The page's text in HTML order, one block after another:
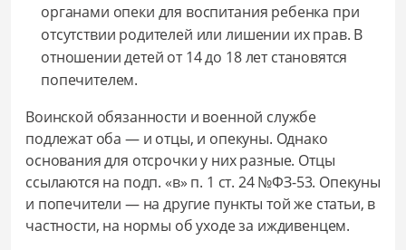
органами опеки для воспитания ребенка при
отсутствии родителей или лишении их прав. В
отношении детей от 14 до 18 лет становятся
попечителем.
Воинской обязанности и военной службе
подлежат оба — и отцы, и опекуны. Однако
основания для отсрочки у них разные. Отцы
ссылаются на подп. «в» п. 1 ст. 24 №ФЗ-53. Опекуны
и попечители — на другие пункты той же статьи, в
частности, на нормы об уходе за иждивенцем.